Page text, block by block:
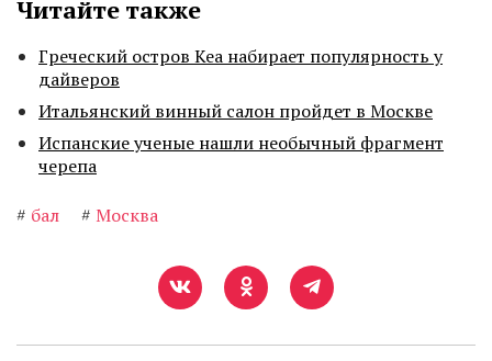
Читайте также
Греческий остров Кеа набирает популярность у
дайверов
Итальянский винный салон пройдет в Москве
Испанские ученые нашли необычный фрагмент
черепа
# бал # Москва